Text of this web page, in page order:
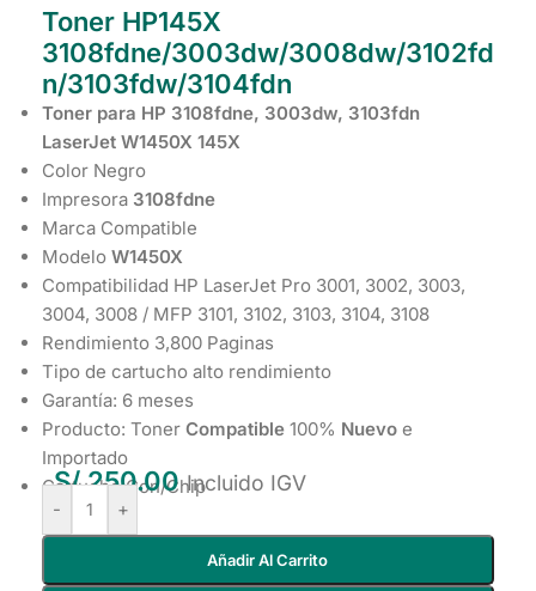
Toner HP145X
3108fdne/3003dw/3008dw/3102fd
n/3103fdw/3104fdn
Toner para HP 3108fdne, 3003dw, 3103fdn
LaserJet W1450X 145X
Color Negro
Impresora 3108fdne
Marca Compatible
Modelo W1450X
Compatibilidad HP LaserJet Pro 3001, 3002, 3003,
3004, 3008 / MFP 3101, 3102, 3103, 3104, 3108
Rendimiento 3,800 Paginas
Tipo de cartucho alto rendimiento
Garantía: 6 meses
Producto: Toner Compatible 100% Nuevo e
Importado
Cartucho Con/Chip
S/250.00 Incluido IGV
- +
Añadir Al Carrito